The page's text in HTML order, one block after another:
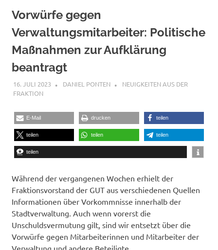
Vorwürfe gegen
Verwaltungsmitarbeiter: Politische
Maßnahmen zur Aufklärung
beantragt
16. JULI 2023 DANIEL PONTEN
NEUIGKEITEN AUS DER
FRAKTION
E-Mail drucken teilen
teilen teilen teilen
teilen
Während der vergangenen Wochen erhielt der
Fraktionsvorstand der GUT aus verschiedenen Quellen
Informationen über Vorkommnisse innerhalb der
Stadtverwaltung. Auch wenn vorerst die
Unschuldsvermutung gilt, sind wir entsetzt über die
Vorwürfe gegen Mitarbeiterinnen und Mitarbeiter der